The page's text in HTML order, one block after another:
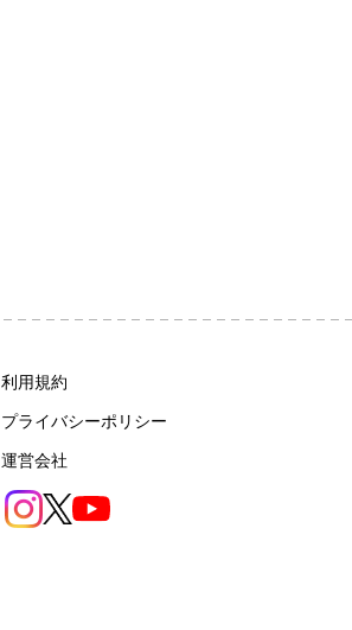
利用規約
プライバシーポリシー
運営会社